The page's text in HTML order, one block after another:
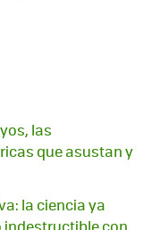
las
que asustan y
la ciencia ya
indestructible con